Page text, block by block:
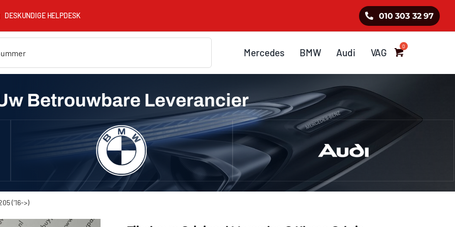
DESKUNDIGE HELPDESK 010 303 32 97
Mercedes BMW Audi VAG
Betrouwbare Leverancier
(’16->)